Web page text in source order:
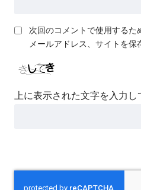
次回のコメントで使用するた
メールアドレス、サイトを保
上に表示された文字を入力し